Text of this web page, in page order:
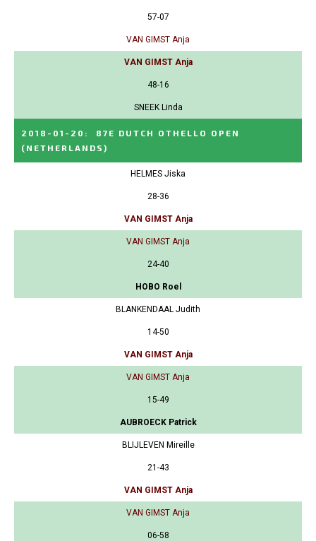
57-07
VAN GIMST Anja
VAN GIMST Anja
48-16
SNEEK Linda
2018-01-20 :
87E DUTCH OTHELLO OPEN
(NETHERLANDS)
HELMES Jiska
28-36
VAN GIMST Anja
VAN GIMST Anja
24-40
HOBO Roel
BLANKENDAAL Judith
14-50
VAN GIMST Anja
VAN GIMST Anja
15-49
AUBROECK Patrick
BLIJLEVEN Mireille
21-43
VAN GIMST Anja
VAN GIMST Anja
06-58